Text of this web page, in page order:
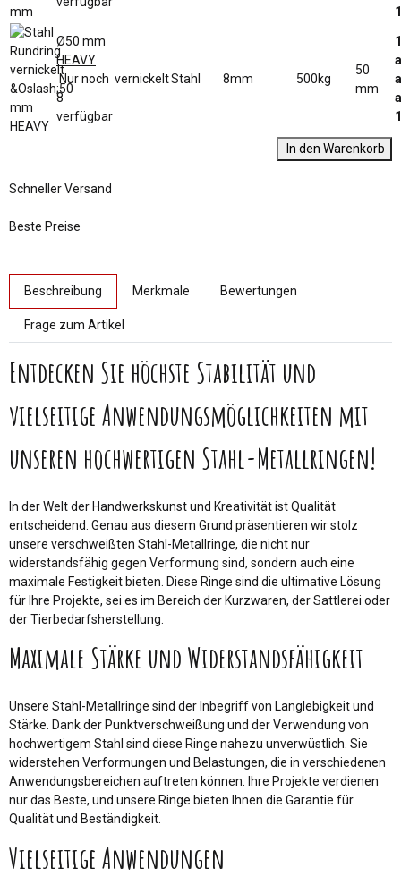
Ø50 mm
HEAVY
Nur noch
8
verfügbar
vernickeltStahl 8mm 500kg
50
mm
In den Warenkorb
Schneller Versand
Beste Preise
Beschreibung Merkmale Bewertungen
Frage zum Artikel
Entdecken Sie höchste Stabilität und
vielseitige Anwendungsmöglichkeiten mit
unseren hochwertigen Stahl-Metallringen!
In der Welt der Handwerkskunst und Kreativität ist Qualität
entscheidend. Genau aus diesem Grund präsentieren wir stolz
unsere verschweißten Stahl-Metallringe, die nicht nur
widerstandsfähig gegen Verformung sind, sondern auch eine
maximale Festigkeit bieten. Diese Ringe sind die ultimative Lösung
für Ihre Projekte, sei es im Bereich der Kurzwaren, der Sattlerei oder
der Tierbedarfsherstellung.
Maximale Stärke und Widerstandsfähigkeit
Unsere Stahl-Metallringe sind der Inbegriff von Langlebigkeit und
Stärke. Dank der Punktverschweißung und der Verwendung von
hochwertigem Stahl sind diese Ringe nahezu unverwüstlich. Sie
widerstehen Verformungen und Belastungen, die in verschiedenen
Anwendungsbereichen auftreten können. Ihre Projekte verdienen
nur das Beste, und unsere Ringe bieten Ihnen die Garantie für
Qualität und Beständigkeit.
Vielseitige Anwendungen